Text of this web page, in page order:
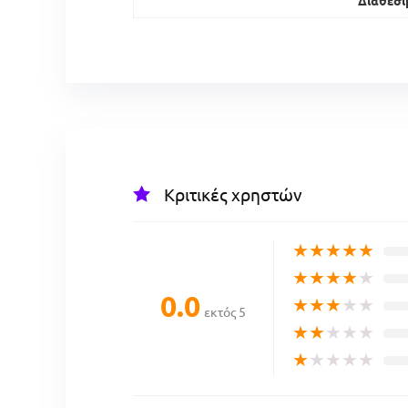
Κριτικές χρηστών
0.0 εκτός 5
★★★★★
★★★★★
★★★★★
★★★★★
★★★★★